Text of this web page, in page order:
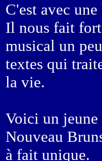
C'est avec
Il nous fait
musical un
textes qui
la vie.
Voici un jeune
Nouveau
à fait unique.